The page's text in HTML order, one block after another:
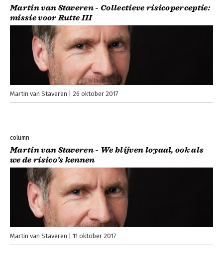
Martin van Staveren - Collectieve risicoperceptie:
missie voor Rutte III
Martin van Staveren 26 oktober 2017
column
Martin van Staveren - We blijven loyaal, ook als
we de risico’s kennen
Martin van Staveren 11 oktober 2017